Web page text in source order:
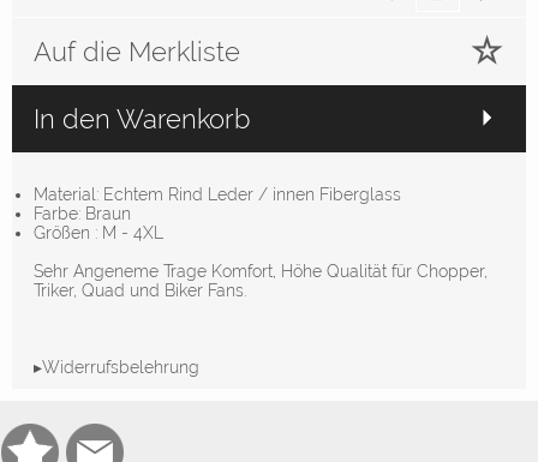
Auf die Merkliste
In den Warenkorb
Material: Echtem Rind Leder / innen Fiberglass
Farbe: Braun
Größen : M - 4XL
Sehr Angeneme Trage Komfort, Höhe Qualität für Chopper,
Triker, Quad und Biker Fans.
▸Widerrufsbelehrung